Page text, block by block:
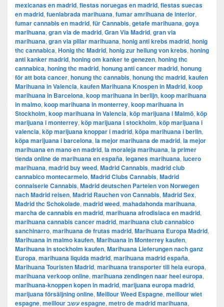
mexicanas en madrid, fiestas noruegas en madrid, fiestas suecas
en madrid, fuenlabrada marihuana, fumar amrihuana de interior,
fumar cannabis en madrid, für Cannabis, getafe marihuana, goya
marihuana, gran via de madrid, ​​Gran Via Madrid, gran via
marihuana, gran via pillar marihuana, honig anti krebs madrid, honig
thc cannabica, Honig thc Madrid, honig zur heilung von krebs, honing
anti kanker madrid, honing om kanker te genezen, honing thc
cannabica, honing thc madrid, honung anti cancer madrid, honung
för att bota cancer, honung thc cannabis, honung thc madrid, kaufen
Marihuana in Valencia, kaufen Marihuana Knospen in Madrid, koop
marihuana in Barcelona, koop marihuana in berlijn, koop marihuana
in malmo, koop marihuana in monterrey, koop marihuana in
Stockholm, ​​koop marihuana in Valencia, köp marijuana i Malmö, köp
marijuana i monterrey, köp marijuana i stockholm, ​​köp marijuana i
valencia, köp marijuana knoppar i madrid, köpa marihuana i berlin,
köpa marijuana i barcelona, la mejor marihuana de madrid, la mejor
marihuana en mano en madrid, la moraleja marihuana, la primer
tienda online de marihuana en españa, leganes marihuana, lucero
marihuana, madrid buy weed, Madrid Cannabis, madrid club
cannabico montecarmelo, Madrid Clubs Cannabis, Madrid
connaiserie Cannabis, Madrid deutschen Parteien von Norwegen
nach Madrid reisen, Madrid Rauchen von Cannabis, Madrid Sex,
Madrid thc Schokolade, madrid weed, mahadahonda marihuana,
marcha de cannabis en madrid, marihuana afrodisiaca en madrid,
marihuana cannabis cancer madrid, marihuana club cannabico
sanchinarro, marihuana de frutas madrid, Marihuana Europa Madrid,
Marihuana in malmo kaufen, Marihuana in Monterrey kaufen,
Marihuana in stockholm kaufen, Marihuana Lieferungen nach ganz
Europa, marihuana liquida madrid, marihuana madrid españa,
Marihuana Touristen Madrid, marihuana transporter till hela europa,
marihuana verkoop online, marihuana zendingen naar heel europa,
marihuana-knoppen kopen in madrid, marijuana europa madrid,
marijuana försäljning online, Meillour Weed Espagne, meillour wiet
espagne, meillour עשב espagne, metro de madrid marihuana,